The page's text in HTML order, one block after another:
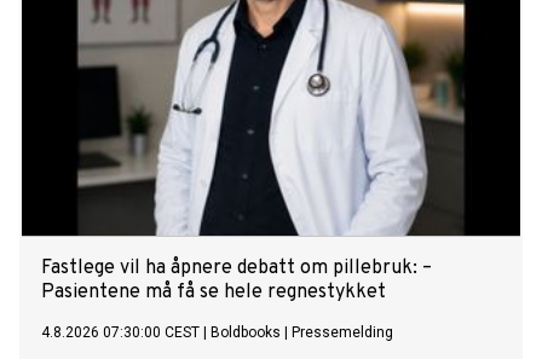
Fastlege vil ha åpnere debatt om pillebruk: –
Pasientene må få se hele regnestykket
4.8.2026 07:30:00 CEST Boldbooks Pressemelding